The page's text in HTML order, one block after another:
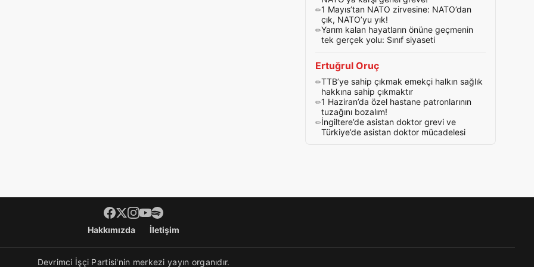
1 Mayıs’tan NATO zirvesine: NATO’dan
çık, NATO’yu yık!
Yarım kalan hayatların önüne geçmenin
tek gerçek yolu: Sınıf siyaseti
Ertuğrul Oruç
TTB’ye sahip çıkmak emekçi halkın sağlık
hakkına sahip çıkmaktır
1 Haziran’da özel hastane patronlarının
tuzağını bozalım!
İngiltere’de asistan doktor grevi ve
Türkiye’de asistan doktor mücadelesi
Hakkımızda İletişim
Devrimci İşçi Partisi'nin merkezi yayın organıdır.